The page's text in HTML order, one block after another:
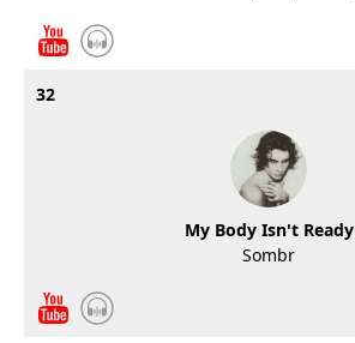
32
My Body Isn't Ready
Sombr